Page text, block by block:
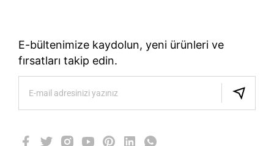
E-bültenimize kaydolun, yeni ürünleri ve
fırsatları takip edin.